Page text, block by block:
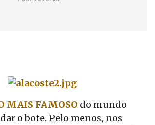
MAIS FAMOSO do mundo
o bote. Pelo menos, nos